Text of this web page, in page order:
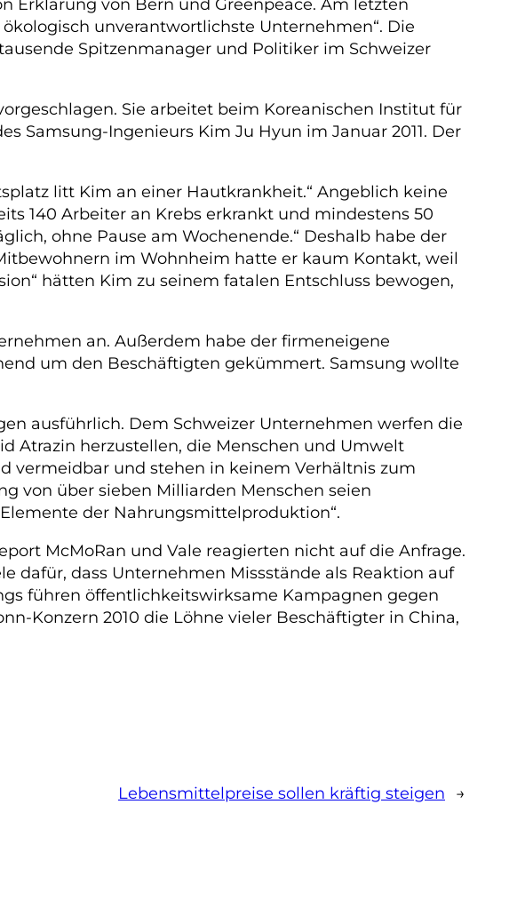
Erklärung von Bern und Greenpeace. Am letzten
unverantwortlichste Unternehmen“. Die
Spitzenmanager und Politiker im Schweizer
Sie arbeitet beim Koreanischen Institut für
Samsung-Ingenieurs Kim Ju Hyun im Januar 2011. Der
litt Kim an einer Hautkrankheit.“ Angeblich keine
140 Arbeiter an Krebs erkrankt und mindestens 50
ohne Pause am Wochenende.“ Deshalb habe der
im Wohnheim hatte er kaum Kontakt, weil
hätten Kim zu seinem fatalen Entschluss bewogen,
an. Außerdem habe der firmeneigene
um den Beschäftigten gekümmert. Samsung wollte
ausführlich. Dem Schweizer Unternehmen werfen die
Atrazin herzustellen, die Menschen und Umwelt
vermeidbar und stehen in keinem Verhältnis zum
von über sieben Milliarden Menschen seien
der Nahrungsmittelproduktion“.
McMoRan und Vale reagierten nicht auf die Anfrage.
dafür, dass Unternehmen Missstände als Reaktion auf
führen öffentlichkeitswirksame Kampagnen gegen
Konzern 2010 die Löhne vieler Beschäftigter in China,
Lebensmittelpreise sollen kräftig steigen →